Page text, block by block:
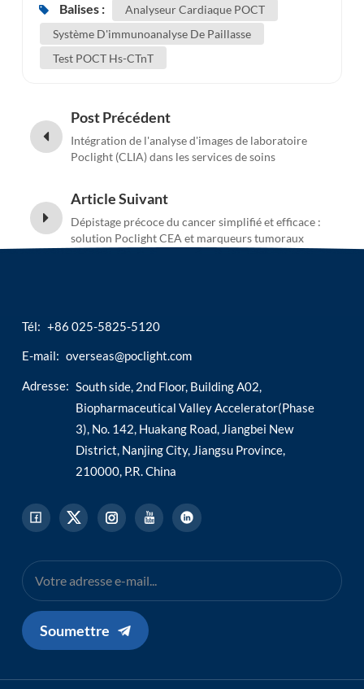
Balises :
Analyseur Cardiaque POCT
Système D'immunoanalyse De Paillasse
Test POCT Hs-CTnT
Post Précédent
Intégration de l'analyse d'images de laboratoire
Poclight (CLIA) dans les services de soins
Article Suivant
Dépistage précoce du cancer simplifié et efficace :
solution Poclight CEA et marqueurs tumoraux
Tél: +86 025-5825-5120
E-mail: overseas@poclight.com
Adresse: South side, 2nd Floor, Building A02,
Biopharmaceutical Valley Accelerator(Phase
3), No. 142, Huakang Road, Jiangbei New
District, Nanjing City, Jiangsu Province,
210000, P.R. China
Soumettre